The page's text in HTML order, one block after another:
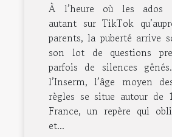
À l’heure où les ados
autant sur TikTok
parents, la puberté arrive
son lot de questions
parfois de silences
l’Inserm, l’âge moyen
règles se situe autour de
France, un repère qui
et...